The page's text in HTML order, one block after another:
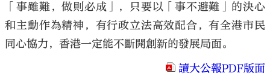
「事雖難，做則必成」，只要以「事不避難」的決心
和主動作為精神，有行政立法高效配合，有全港市民
同心協力，香港一定能不斷開創新的發展局面。
讀大公報PDF版面